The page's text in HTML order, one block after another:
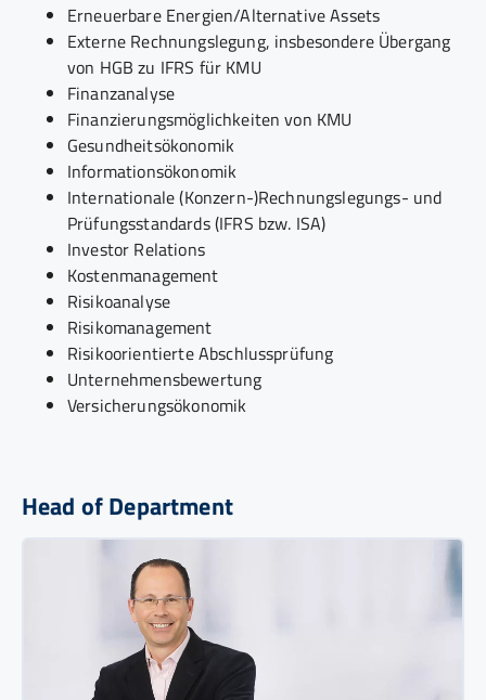
Erneuerbare Energien/Alternative Assets
Externe Rechnungslegung, insbesondere Übergang
von HGB zu IFRS für KMU
Finanzanalyse
Finanzierungsmöglichkeiten von KMU
Gesundheitsökonomik
Informationsökonomik
Internationale (Konzern-)Rechnungslegungs- und
Prüfungsstandards (IFRS bzw. ISA)
Investor Relations
Kostenmanagement
Risikoanalyse
Risikomanagement
Risikoorientierte Abschlussprüfung
Unternehmensbewertung
Versicherungsökonomik
Head of Department